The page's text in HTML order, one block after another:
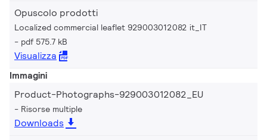
Opuscolo prodotti
Localized commercial leaflet 929003012082 it_IT
pdf 575.7 kB
Visualizza
Immagini
Product-Photographs-929003012082_EU
Risorse multiple
Downloads